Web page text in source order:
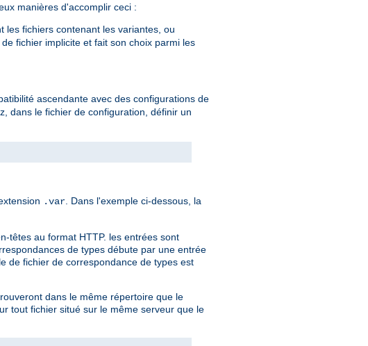
manières d'accomplir ceci :
les fichiers contenant les variantes, ou
fichier implicite et fait son choix parmi les
ascendante avec des configurations de
dans le fichier de configuration, définir un
.var. Dans l'exemple ci-dessous, la
têtes au format HTTP. les entrées sont
de types débute par une entrée
de fichier de correspondance de types est
dans le même répertoire que le
tout fichier situé sur le même serveur que le